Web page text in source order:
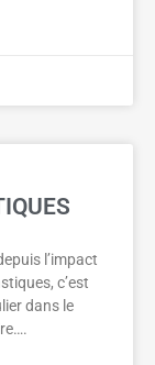
l’impact
c’est
dans le